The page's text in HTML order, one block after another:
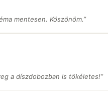
mentesen. Köszönöm.”
a díszdobozban is tökéletes!”